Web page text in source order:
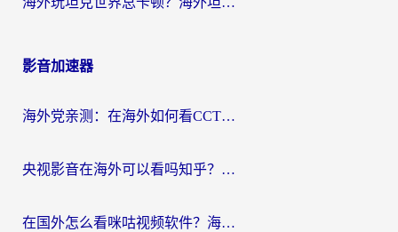
影音加速器
海外党亲测：在海外如何看CCTV？告别“仅限大陆播放”的实用指南
央视影音在海外可以看吗知乎？留学生亲测：3步解决地域限制+追剧自由
在国外怎么看咪咕视频软件？海外党亲测有效的回国加速方案